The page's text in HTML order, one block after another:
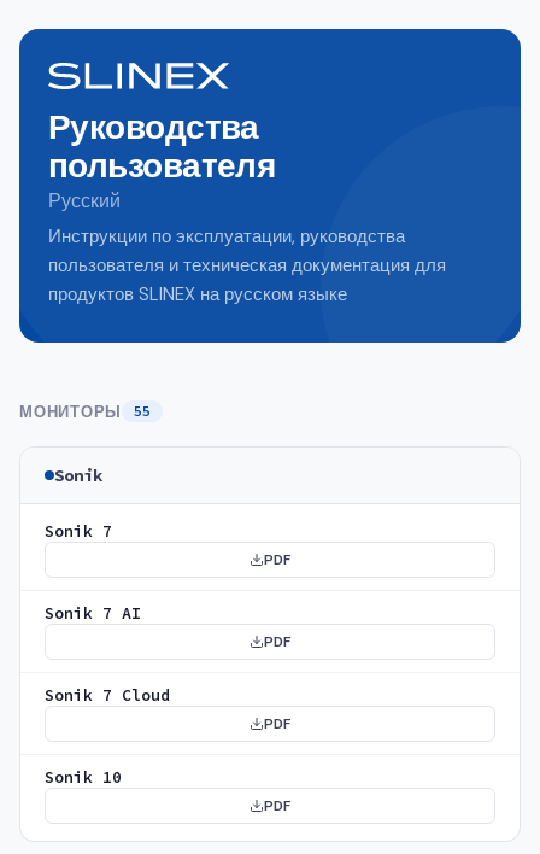
Руководства
пользователя
Русский
Инструкции по эксплуатации, руководства
пользователя и техническая документация для
продуктов SLINEX на русском языке
МОНИТОРЫ 55
Sonik
Sonik 7
PDF
Sonik 7 AI
PDF
Sonik 7 Cloud
PDF
Sonik 10
PDF